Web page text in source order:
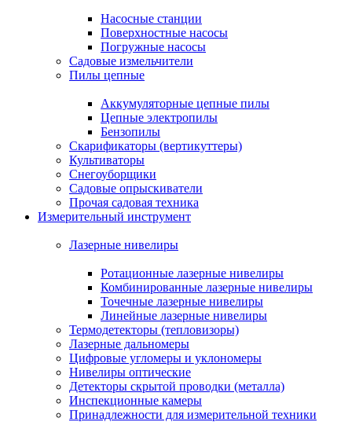
Насосные станции
Поверхностные насосы
Погружные насосы
Садовые измельчители
Пилы цепные
Аккумуляторные цепные пилы
Цепные электропилы
Бензопилы
Скарификаторы (вертикуттеры)
Культиваторы
Снегоуборщики
Садовые опрыскиватели
Прочая садовая техника
Измерительный инструмент
Лазерные нивелиры
Ротационные лазерные нивелиры
Комбинированные лазерные нивелиры
Точечные лазерные нивелиры
Линейные лазерные нивелиры
Термодетекторы (тепловизоры)
Лазерные дальномеры
Цифровые угломеры и уклономеры
Нивелиры оптические
Детекторы скрытой проводки (металла)
Инспекционные камеры
Принадлежности для измерительной техники